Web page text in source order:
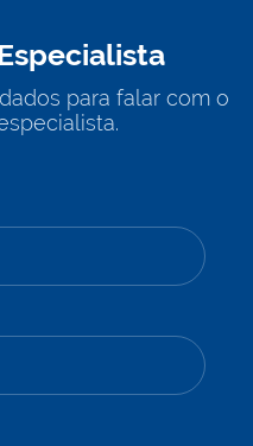
para falar com o